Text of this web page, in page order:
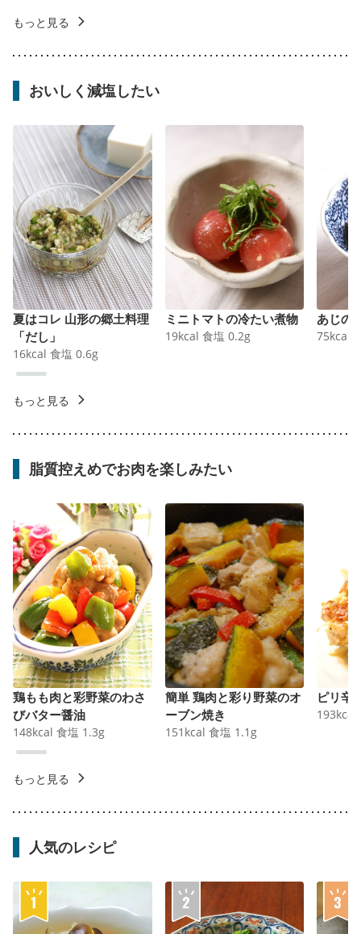
もっと見る
おいしく減塩したい
夏はコレ 山形の郷土料理
「だし」
16kcal 食塩 0.6g
ミニトマトの冷たい煮物
19kcal 食塩 0.2g
あじの
75kcal
もっと見る
脂質控えめでお肉を楽しみたい
鶏もも肉と彩野菜のわさ
びバター醤油
148kcal 食塩 1.3g
簡単 鶏肉と彩り野菜のオ
ーブン焼き
151 kcal 食塩 1.1 g
ピリ辛
193kcal
もっと見る
人気のレシピ